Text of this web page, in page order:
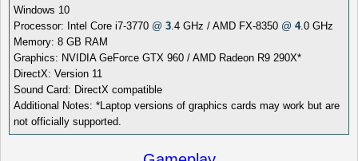
Windows 10
Processor: Intel Core i7-3770 @ 3.4 GHz / AMD FX-8350 @ 4.0 GHz
Memory: 8 GB RAM
Graphics: NVIDIA GeForce GTX 960 / AMD Radeon R9 290X*
DirectX: Version 11
Sound Card: DirectX compatible
Additional Notes: *Laptop versions of graphics cards may work but are
not officially supported.